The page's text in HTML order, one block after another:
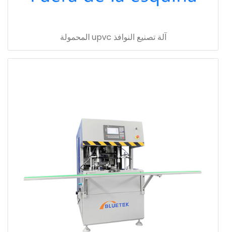
آلة تصنيع النوافذ upvc المحمولة